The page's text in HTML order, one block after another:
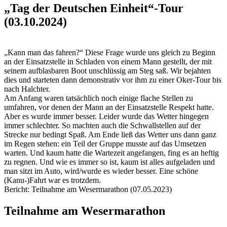
„Tag der Deutschen Einheit“-Tour
(03.10.2024)
„Kann man das fahren?“ Diese Frage wurde uns gleich zu Beginn
an der Einsatzstelle in Schladen von einem Mann gestellt, der mit
seinem aufblasbaren Boot unschlüssig am Steg saß. Wir bejahten
dies und starteten dann demonstrativ vor ihm zu einer Oker-Tour bis
nach Halchter.
Am Anfang waren tatsächlich noch einige flache Stellen zu
umfahren, vor denen der Mann an der Einsatzstelle Respekt hatte.
Aber es wurde immer besser. Leider wurde das Wetter hingegen
immer schlechter. So machten auch die Schwallstellen auf der
Strecke nur bedingt Spaß. Am Ende ließ das Wetter uns dann ganz
im Regen stehen: ein Teil der Gruppe musste auf das Umsetzen
warten. Und kaum hatte die Wartezeit angefangen, fing es an heftig
zu regnen. Und wie es immer so ist, kaum ist alles aufgeladen und
man sitzt im Auto, wird/wurde es wieder besser. Eine schöne
(Kanu-)Fahrt war es trotzdem.
Bericht: Teilnahme am Wesermarathon (07.05.2023)
Teilnahme am Wesermarathon